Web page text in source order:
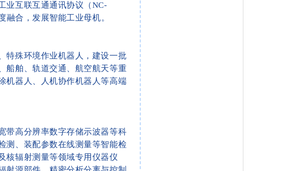
业互联互通通讯协议（NC-
合，发展智能工业母机。
特殊环境作业机器人，建设一批
船舶、轨道交通、航空航天等重
机器人、人机协作机器人等高端
带高分辨率数字存储示波器等科
测、装配参数在线测量等智能检
核辐射测量等领域专用仪器仪